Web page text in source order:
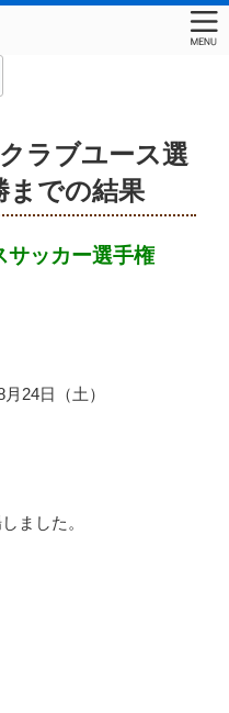
ラブユース選
までの結果
サッカー選手権
24日（土）
ました。